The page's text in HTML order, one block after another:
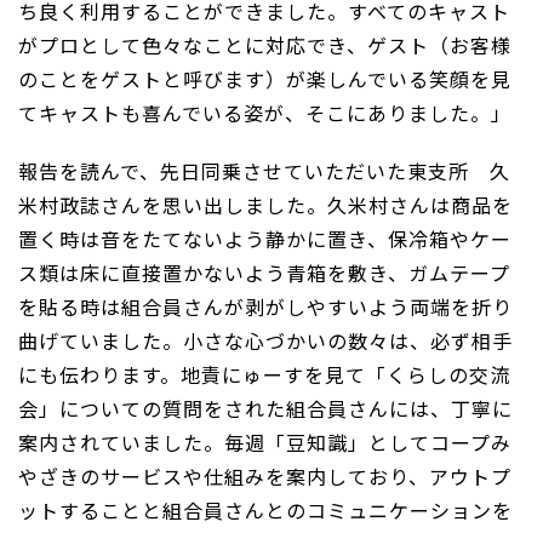
ち良く利用することができました。すべてのキャスト
がプロとして色々なことに対応でき、ゲスト（お客様
のことをゲストと呼びます）が楽しんでいる笑顔を見
てキャストも喜んでいる姿が、そこにありました。」
報告を読んで、先日同乗させていただいた東支所 久
米村政誌さんを思い出しました。久米村さんは商品を
置く時は音をたてないよう静かに置き、保冷箱やケー
ス類は床に直接置かないよう青箱を敷き、ガムテープ
を貼る時は組合員さんが剥がしやすいよう両端を折り
曲げていました。小さな心づかいの数々は、必ず相手
にも伝わります。地責にゅーすを見て「くらしの交流
会」についての質問をされた組合員さんには、丁寧に
案内されていました。毎週「豆知識」としてコープみ
やざきのサービスや仕組みを案内しており、アウトプ
ットすることと組合員さんとのコミュニケーションを